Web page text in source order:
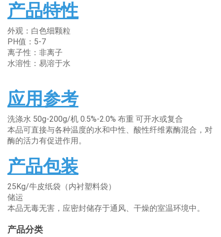
产品特性
外观：白色细颗粒
PH值：5-7
离子性：非离子
水溶性：易溶于水
应用参考
洗涤水 50g-200g/机 0.5%-2.0% 布重 可开水或复合
本品可直接与各种温度的水和中性、酸性纤维素酶混合，对
酶的活力有促进作用。
产品包装
25Kg/牛皮纸袋（内衬塑料袋）
储运
本品无毒无害，应密封储存于通风、干燥的室温环境中。
产品分类